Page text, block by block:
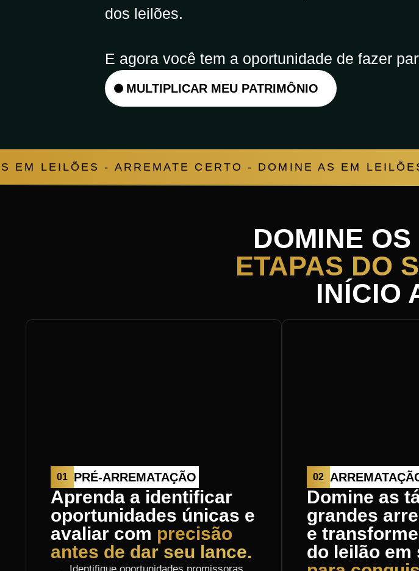
dos leilões.
E agora você tem a oportunidade de fazer
MULTIPLICAR MEU PATRIMÔNIO
EM LEILÕES - ARREMATE CERTO - DOMINE AS EM
DOMINE
ETAPAS DO
INÍCIO
01 PRÉ-ARREMATAÇÃO
Aprenda a identificar
oportunidades únicas e
avaliar com precisão
antes de dar seu lance.
02
Domine as
grandes
e
do leilão em